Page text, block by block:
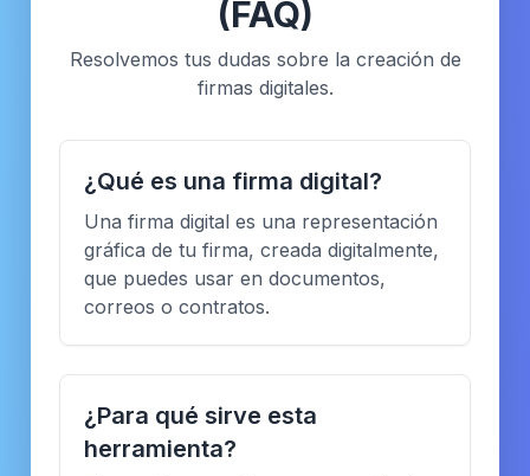
(FAQ)
Resolvemos tus dudas sobre la creación de
firmas digitales.
¿Qué es una firma digital?
Una firma digital es una representación
gráfica de tu firma, creada digitalmente,
que puedes usar en documentos,
correos o contratos.
¿Para qué sirve esta
herramienta?